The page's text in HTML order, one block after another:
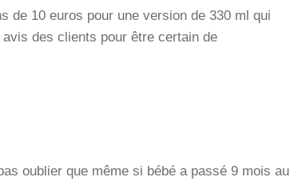
de 10 euros pour une version de 330 ml qui
des clients pour être certain de
oublier que même si bébé a passé 9 mois au